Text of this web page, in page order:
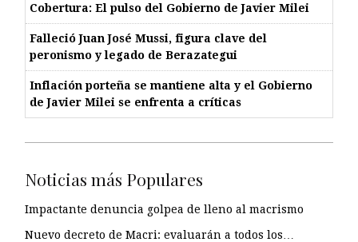
Cobertura: El pulso del Gobierno de Javier Milei
Falleció Juan José Mussi, figura clave del
peronismo y legado de Berazategui
Inflación porteña se mantiene alta y el Gobierno
de Javier Milei se enfrenta a críticas
Noticias más Populares
Impactante denuncia golpea de lleno al macrismo
Nuevo decreto de Macri: evaluarán a todos los…